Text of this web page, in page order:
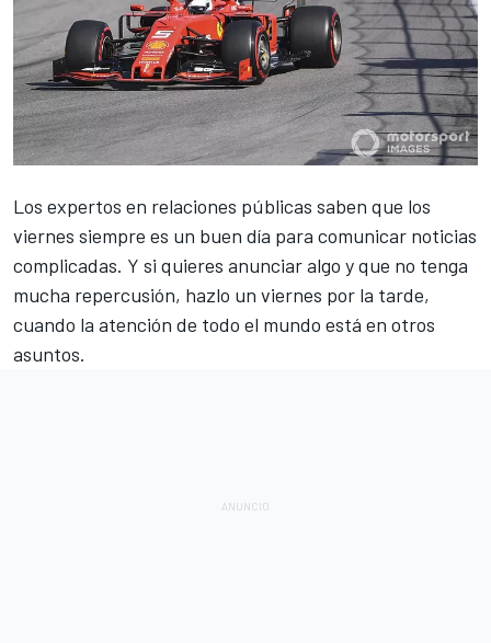
Los expertos en relaciones públicas saben que los
viernes siempre es un buen día para comunicar noticias
complicadas. Y si quieres anunciar algo y que no tenga
mucha repercusión, hazlo un viernes por la tarde,
cuando la atención de todo el mundo está en otros
asuntos.